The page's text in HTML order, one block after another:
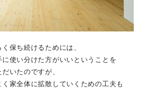
保ち続けるためには、
使い分けた方がいいということを
いたのですが、
家全体に拡散していくための工夫も